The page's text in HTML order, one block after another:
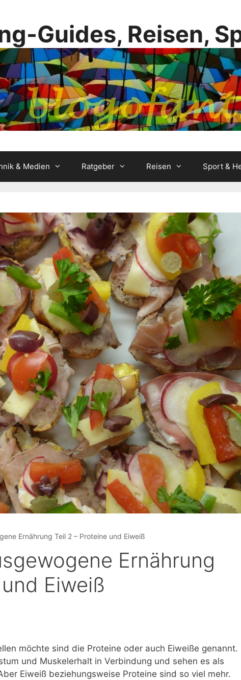
Guides, Reisen,
& Medien Ratgeber Reisen Sport &
Ernährung Teil 2 – Proteine und Eiweiß
Ernährung
Eiweiß
möchte sind die Proteine oder auch Eiweiße genannt.
und Muskelerhalt in Verbindung und sehen es als
Eiweiß beziehungsweise Proteine sind so viel mehr.